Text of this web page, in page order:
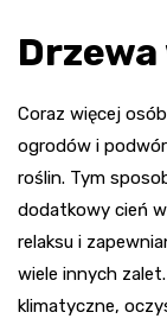
Coraz więcej
ogrodów i
roślin. Tym
dodatkowy cień
relaksu i
wiele innych
klimatyczne,